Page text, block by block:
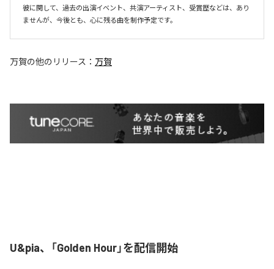
彼に関して、過去の出演イベント、共演アーティスト、受賞歴などは、あり
ませんが、今後とも、心に残る曲を制作予定です。
万賀の他のリリース： 万賀
U&pia、「Golden Hour」を配信開始